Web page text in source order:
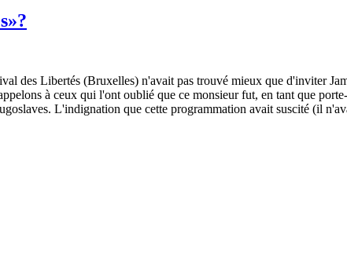
des Libertés (Bruxelles) n'avait pas trouvé mieux que d'inviter
à ceux qui l'ont oublié que ce monsieur fut, en tant que
L'indignation que cette programmation avait suscité (il